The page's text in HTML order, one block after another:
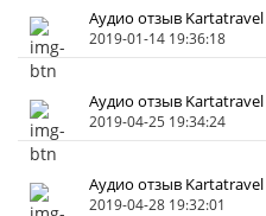
Аудио отзыв Kartatravel
2019-01-14 19:36:18
Аудио отзыв Kartatravel
2019-04-25 19:34:24
Аудио отзыв Kartatravel
2019-04-28 19:32:01